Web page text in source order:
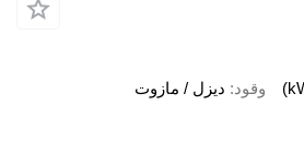
وقود ديزل / مازوت